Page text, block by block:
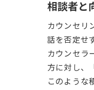
相談者と
カウンセリ
話を否定せ
カウンセラ
方に対し、
このような